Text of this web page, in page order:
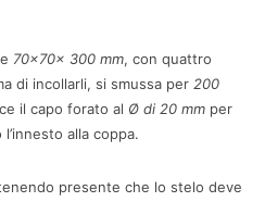
70x70x 300 mm, con quattro
di incollarli, si smussa per 200
il capo forato al Ø di 20 mm per
alla coppa.
presente che lo stelo deve